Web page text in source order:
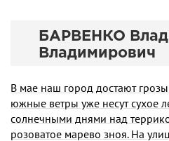
БАРВЕНКО
Владимирович
В мае наш город достают
южные ветры уже несут сухое
солнечными днями над
розоватое марево зноя. На